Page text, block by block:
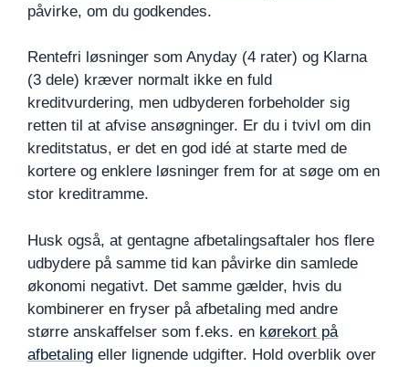
påvirke, om du godkendes.
Rentefri løsninger som Anyday (4 rater) og Klarna
(3 dele) kræver normalt ikke en fuld
kreditvurdering, men udbyderen forbeholder sig
retten til at afvise ansøgninger. Er du i tvivl om din
kreditstatus, er det en god idé at starte med de
kortere og enklere løsninger frem for at søge om en
stor kreditramme.
Husk også, at gentagne afbetalingsaftaler hos flere
udbydere på samme tid kan påvirke din samlede
økonomi negativt. Det samme gælder, hvis du
kombinerer en fryser på afbetaling med andre
større anskaffelser som f.eks. en kørekort på
afbetaling eller lignende udgifter. Hold overblik over